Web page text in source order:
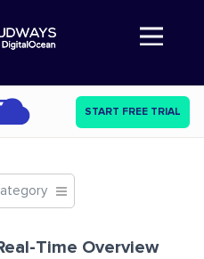
Abre a navegação
START FREE TRIAL
Time Overview